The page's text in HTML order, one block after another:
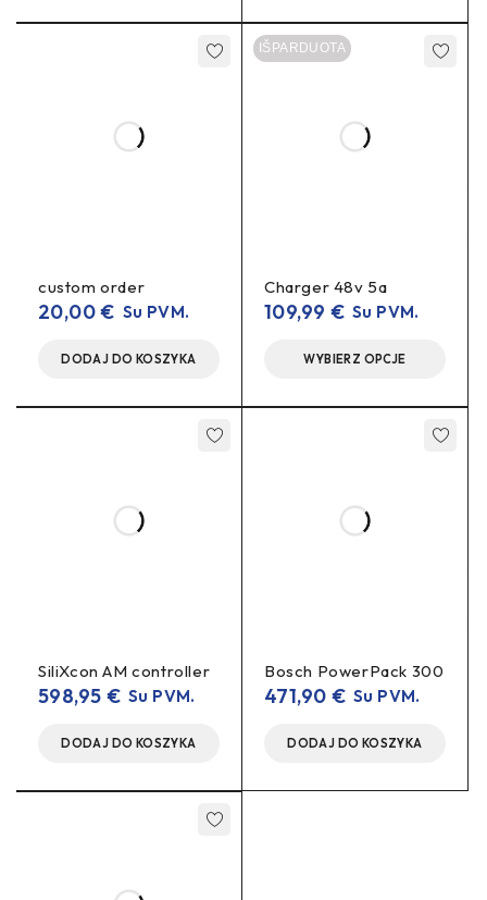
custom order
20,00€ Su PVM.
DODAJ DO KOSZYKA
IŠPARDUOTA
Charger 48v 5a
109,99 € Su PVM.
WYBIERZ OPCJE
SiliXcon AM controller
598,95 € Su PVM.
DODAJ DO KOSZYKA
Bosch PowerPack 300
471,90 € Su PVM.
DODAJ DO KOSZYKA